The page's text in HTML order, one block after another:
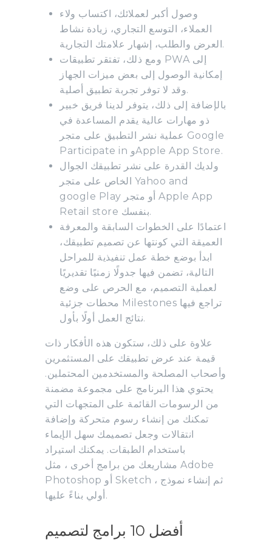
وصول أكبر لعملائك، اكتساب ولاء
العملاء، التوسع التجاري، زيادة نشاط
العرض والطلب، إشهار علامتك التجارية.
ومع ذلك، تفتقر تطبيقات PWA إلى
إمكانية الوصول إلى بعض ميزات الجهاز
وقد لا توفر تجربة تطبيق أصلية.
بالإضافة إلى ذلك، يتوفر لدينا فريق خبير
ذو مهارات عالية يقدم المساعدة في
عملية نشر التطبيق على متجر Google
Participate in وApple App Store.
ولديك القدرة على نشر تطبيقك الجوال
الخاص على متجر Yahoo and
google Play أو متجر Apple App
Retail store بنفسك.
اعتمادًا على الخطوات السابقة والمعرفة
العميقة التي كونتها عن تصميم تطبيقك،
ابدأ بوضع خطة عمل تنفيذية للمراحل
التالية، تضمن فيها جدولًا زمنيًا تقديريًا
لعملية التصميم، مع الحرص على وضع
محطات جزئية Milestones تراجع فيها
نتائج العمل أولًا بأول.
علاوة على ذلك، ستكون هذه الأفكار ذات
قيمة عند عرض تطبيقك على المستثمرين
وأصحاب المصلحة والمستخدمين المحتملين.
يحتوي هذا البرنامج على مجموعة مضمنة
من الرسومات القائمة على المتجهات التي
تمكنك من إنشاء رسوم متحركة وإضافة
انتقالات وجعل تصميمك سهل الإيماء
باستخدام الطبقات. يمكنك استيراد
مشاريعك من برامج أخرى ، مثل Adobe
Photoshop أو Sketch ، ثم إنشاء نموذج
أولي بناءً عليها.
أفضل 10 برامج لتصميم